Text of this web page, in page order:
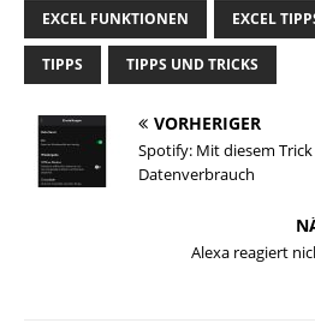
EXCEL FUNKTIONEN EXCEL
TIPPS TIPPS UND TRICKS
VORHERIGER
Spotify: Mit diesem
Datenverbrauch
Alexa reagiert